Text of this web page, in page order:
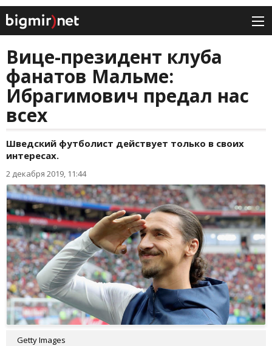
Вице-президент клуба
фанатов Мальме:
Ибрагимович предал нас
всех
Шведский футболист действует только в своих
интересах.
2 декабря 2019, 11:44
Getty Images